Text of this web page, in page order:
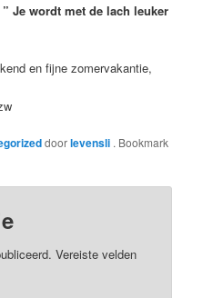
wordt met de lach leuker
en fijne zomervakantie,
doorlevensli . Bookmark
Vereiste velden